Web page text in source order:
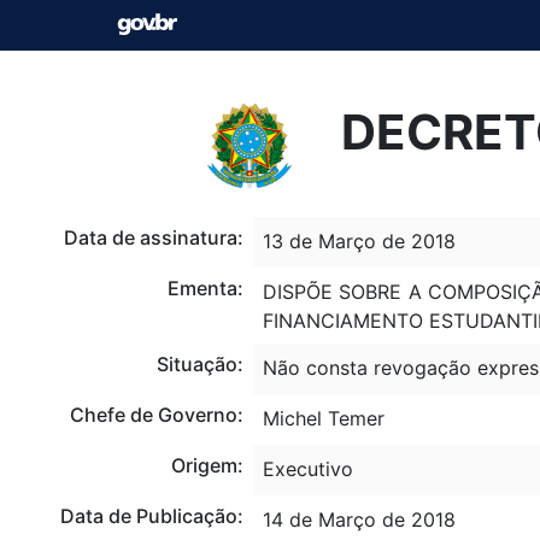
Data de assinatura:
13 de Março de 2018
Ementa:
DISPÕE SOBRE A
FINANCIAMENTO
Situação:
Não consta revogação
Chefe de Governo:
Michel Temer
Origem:
Executivo
Data de Publicação:
14 de Março de 2018